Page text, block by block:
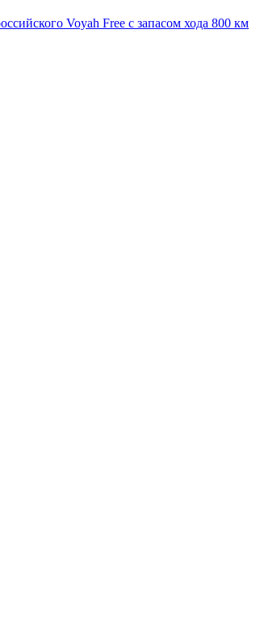
Voyah Free с запасом хода 800 км